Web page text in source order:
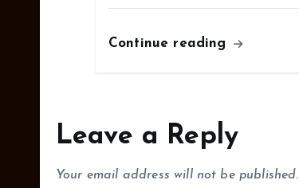
o
n
Continue reading
Leave a Reply
Your email address will not be published.